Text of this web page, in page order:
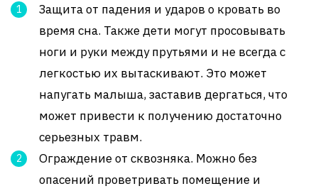
Защита от падения и ударов о кровать во
время сна. Также дети могут просовывать
ноги и руки между прутьями и не всегда с
легкостью их вытаскивают. Это может
напугать малыша, заставив дергаться, что
может привести к получению достаточно
серьезных травм.
Ограждение от сквозняка. Можно без
опасений проветривать помещение и